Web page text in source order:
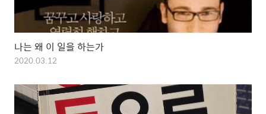
나는 왜 이 일을 하는가
2020.03.12